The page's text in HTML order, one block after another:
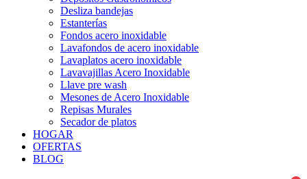
Desliza bandejas
Estanterías
Fondos acero inoxidable
Lavafondos de acero inoxidable
Lavaplatos acero inoxidable
Lavavajillas Acero Inoxidable
Llave pre wash
Mesones de Acero Inoxidable
Repisas Murales
Secador de platos
HOGAR
OFERTAS
BLOG